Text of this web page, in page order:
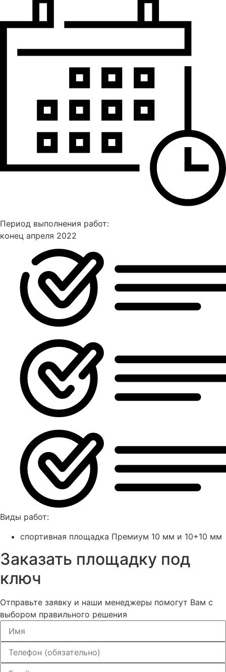
Период выполнения работ:
конец апреля 2022
Виды работ:
спортивная площадка Премиум 10 мм и 10+10 мм
Заказать площадку под
ключ
Отправьте заявку и наши менеджеры помогут Вам с
выбором правильного решения